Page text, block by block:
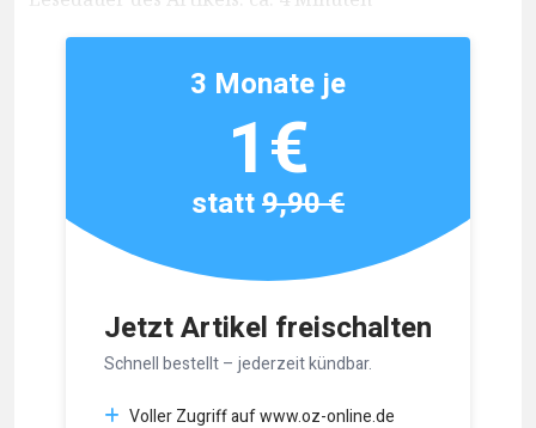
Jetzt Artikel freischalten
Schnell bestellt – jederzeit kündbar.
Voller Zugriff auf www.oz-online.de
3 Monate je
1€
statt9,90 €